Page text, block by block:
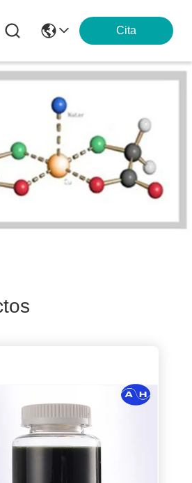
Cita